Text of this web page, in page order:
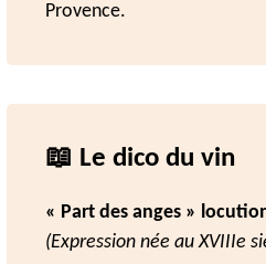
Provence.
📖 Le dico du vin
« Part des anges »
(Expression née au XVIIIe